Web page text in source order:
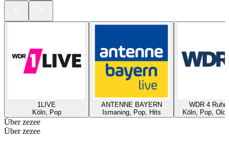
1LIVE
Köln, Pop
ANTENNE BAYERN
Ismaning, Pop, Hits
WDR 4
Köln, Pop,
Über zezee
Über zezee